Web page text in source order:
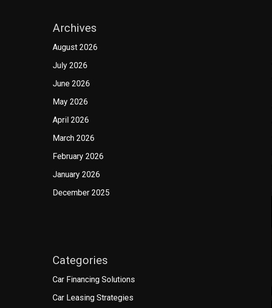
Archives
August 2026
July 2026
June 2026
May 2026
April 2026
March 2026
February 2026
January 2026
December 2025
Categories
Car Financing Solutions
Car Leasing Strategies